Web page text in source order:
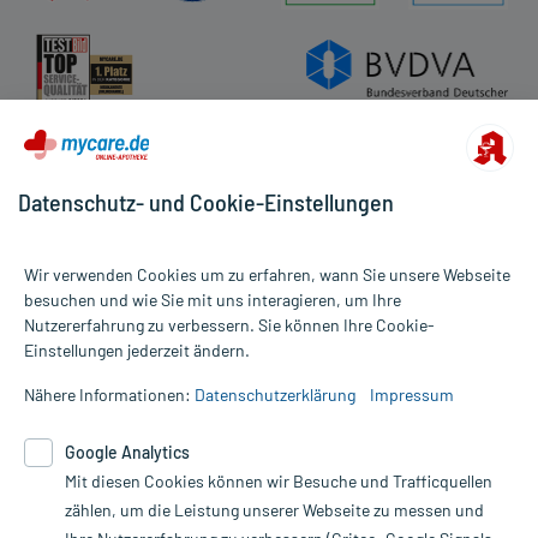
Alle Preise gelten inkl. MwSt., ggf. zzgl. Versandkosten
Informationen auf dieser Website werden ausschließlich für
die Untersuchung und Behandlung durch einen Arzt. Bitte
Therapien eingeleitet werden können. | Diese Webseite benutzt
Google Analytics. Lesen Sie bitte dazu die wichtigen Hinweise in
unserer Datenschutzerklärung. Für den Widerruf einer Bestellung
nutzen Sie das Formular:
Datenschutz- und Cookie-Einstellungen
Wir verwenden Cookies um zu erfahren, wann Sie unsere Webseite
besuchen und wie Sie mit uns interagieren, um Ihre
Nutzererfahrung zu verbessern. Sie können Ihre Cookie-
Einstellungen jederzeit ändern.
Nähere Informationen: Datenschutzerklärung Impressum
Google Analytics
Mit diesen Cookies können wir Besuche und Trafficquellen
zählen, um die Leistung unserer Webseite zu messen und